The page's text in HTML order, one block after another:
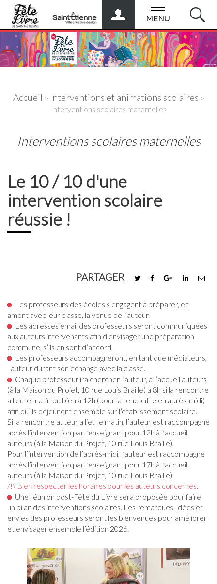
PRO
MENU
Accueil > Interventions et animations scolaires >
Interventions scolaires maternelles
Interventions scolaires maternelles
Le 10 / 10 d'une
intervention scolaire
réussie !
PARTAGER
Les professeurs des écoles s’engagent à préparer, en
amont avec leur classe, la venue de l’auteur.
Les adresses email des professeurs seront communiquées
aux auteurs intervenants afin d’envisager une préparation
commune, s’ils en sont d’accord.
Les professeurs accompagneront, en tant que médiateurs,
l’auteur durant son échange avec la classe.
Chaque professeur ira chercher l’auteur, à l’accueil auteurs
(à la Maison du Projet, 10 rue Louis Braille) à 8h si la rencontre
a lieu le matin ou bien à 12h (pour la rencontre en après-midi)
afin qu’ils déjeunent ensemble sur l’établissement scolaire.
Si la rencontre auteur a lieu le matin, l’auteur est raccompagné
après l’intervention par l’enseignant pour 12h à l’accueil
auteurs (à la Maison du Projet, 10 rue Louis Braille).
Pour l’intervention de l’après-midi, l’auteur est raccompagné
après l’intervention par l’enseignant pour 17h à l’accueil
auteurs (à la Maison du Projet, 10 rue Louis Braille).
/!\ Bien respecter les horaires pour les auteurs concernés.
Une réunion post-Fête du Livre sera proposée pour faire
un bilan des interventions scolaires. Les remarques, idées et
envies des professeurs seront les bienvenues pour améliorer
et envisager ensemble l’édition 2026.